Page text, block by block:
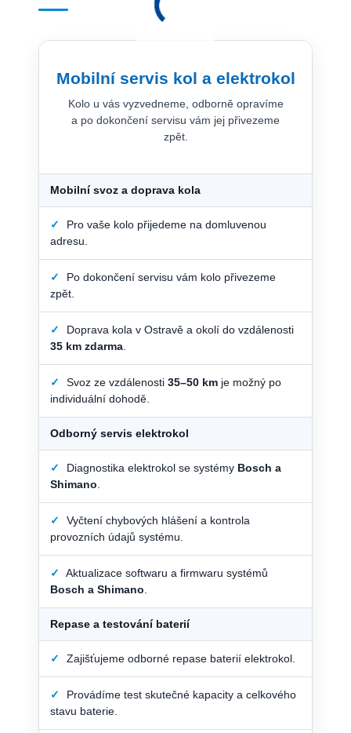
Mobilní servis kol a elektrokol
Kolo u vás vyzvedneme, odborně opravíme
a po dokončení servisu vám jej přivezeme
zpět.
Mobilní svoz a doprava kola
✓
Pro vaše kolo přijedeme na domluvenou
adresu.
✓
Po dokončení servisu vám kolo přivezeme
zpět.
✓
Doprava kola v Ostravě a okolí do vzdálenosti
35 km zdarma
✓ Svoz ze vzdálenosti 35–50 km je možný po
individuální dohodě.
Odborný servis elektrokol
✓ Diagnostika elektrokol se systémy Bosch a
Shimano
✓
Vyčtení chybových hlášení a kontrola
provozních údajů systému.
✓
Aktualizace softwaru a firmwaru systémů
Bosch a Shimano
Repase a testování baterií
✓ Zajišťujeme odborné repase baterií elektrokol.
✓
Provádíme test skutečné kapacity a celkového
stavu baterie.